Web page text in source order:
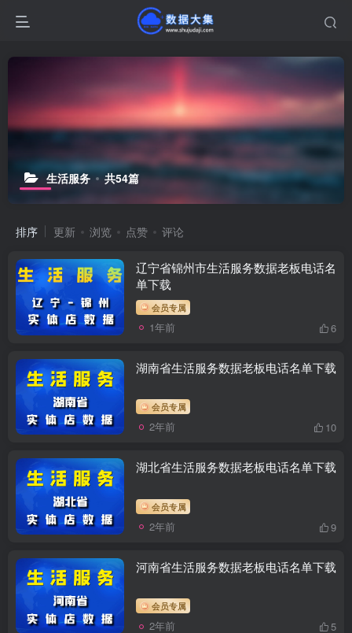
生活服务 共54篇
排序 更新 浏览 点赞 评论
辽宁省锦州市生活服务数据老板电话名
单下载
会员专属
1年前 6
湖南省生活服务数据老板电话名单下载
会员专属
2年前 10
湖北省生活服务数据老板电话名单下载
会员专属
2年前 9
河南省生活服务数据老板电话名单下载
会员专属
2年前 5